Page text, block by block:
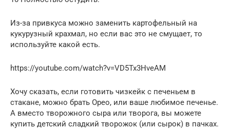
Из-за привкуса можно заменить картофельный на
кукурузный крахмал, но если вас это не смущает, то
используйте какой есть.
https://youtube.com/watch?v=VD5Tx3HveAM
Хочу сказать, если готовить чизкейк с печеньем в
стакане, можно брать Орео, или ваше любимое печенье.
А вместо творожного сыра или творога, вы можете
купить детский сладкий творожок (или сырок) в пачках.